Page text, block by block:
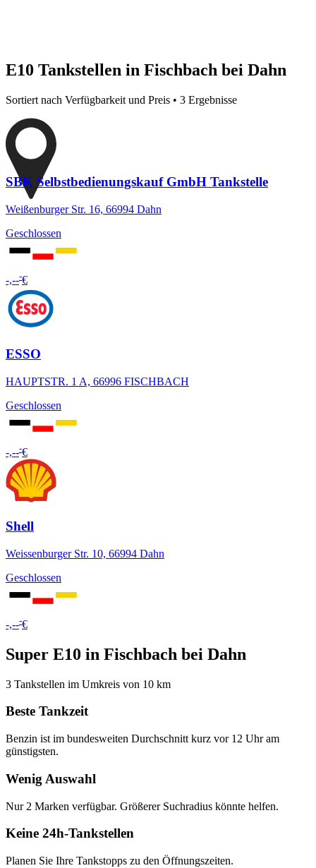
E10 Tankstellen in Fischbach bei Dahn
Sortiert nach Verfügbarkeit und Preis • 3 Ergebnisse
SBK Selbstbedienungskauf GmbH Tankstelle
Weißenburger Str. 16, 66994 Dahn
Geschlossen
-,---€
ESSO
HAUPTSTR. 1 A, 66996 FISCHBACH
Geschlossen
-,---€
Shell
Weissenburger Str. 10, 66994 Dahn
Geschlossen
-,---€
Super E10 in Fischbach bei Dahn
3 Tankstellen im Umkreis von 10 km
Beste Tankzeit
Benzin ist im bundesweiten Durchschnitt kurz vor 12 Uhr am
günstigsten.
Wenig Auswahl
Nur 2 Marken verfügbar. Größerer Suchradius könnte helfen.
Keine 24h-Tankstellen
Planen Sie Ihre Tankstopps zu den Öffnungszeiten.